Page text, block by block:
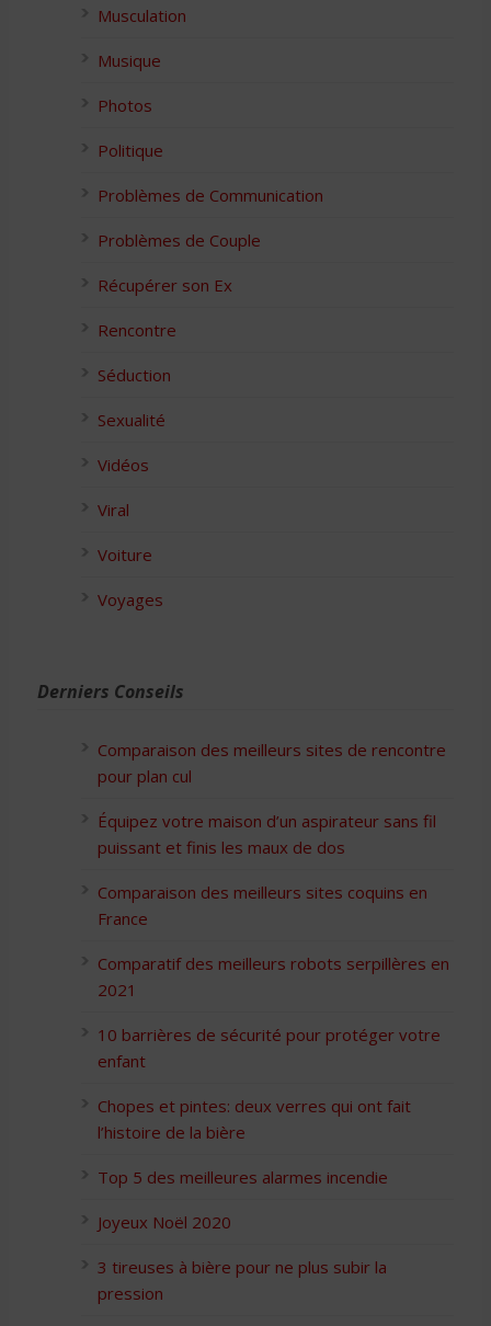
Musculation
Musique
Photos
Politique
Problèmes de Communication
Problèmes de Couple
Récupérer son Ex
Rencontre
Séduction
Sexualité
Vidéos
Viral
Voiture
Voyages
Derniers Conseils
Comparaison des meilleurs sites de rencontre
pour plan cul
Équipez votre maison d’un aspirateur sans fil
puissant et finis les maux de dos
Comparaison des meilleurs sites coquins en
France
Comparatif des meilleurs robots serpillères en
2021
10 barrières de sécurité pour protéger votre
enfant
Chopes et pintes: deux verres qui ont fait
l’histoire de la bière
Top 5 des meilleures alarmes incendie
Joyeux Noël 2020
3 tireuses à bière pour ne plus subir la
pression